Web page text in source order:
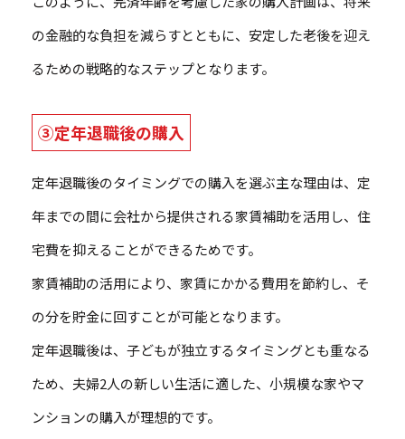
の金融的な負担を減らすとともに、安定した老後を迎え
るための戦略的なステップとなります。
③定年退職後の購入
定年退職後のタイミングでの購入を選ぶ主な理由は、定
年までの間に会社から提供される家賃補助を活用し、住
宅費を抑えることができるためです。
家賃補助の活用により、家賃にかかる費用を節約し、そ
の分を貯金に回すことが可能となります。
定年退職後は、子どもが独立するタイミングとも重なる
ため、夫婦2人の新しい生活に適した、小規模な家やマ
ンションの購入が理想的です。